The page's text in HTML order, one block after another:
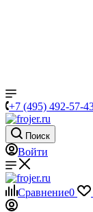
+7 (495) 492-57-
Поиск
Войти
Сравнение0